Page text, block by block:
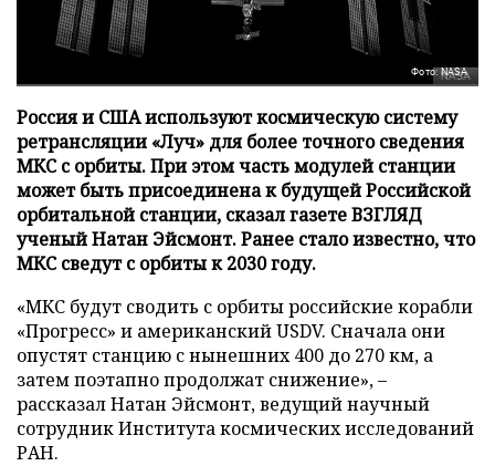
Фото: NASA
Россия и США используют космическую систему
ретрансляции «Луч» для более точного сведения
МКС с орбиты. При этом часть модулей станции
может быть присоединена к будущей Российской
орбитальной станции, сказал газете ВЗГЛЯД
ученый Натан Эйсмонт. Ранее стало известно, что
МКС сведут с орбиты к 2030 году.
«МКС будут сводить с орбиты российские корабли
«Прогресс» и американский USDV. Сначала они
опустят станцию с нынешних 400 до 270 км, а
затем поэтапно продолжат снижение», –
рассказал Натан Эйсмонт, ведущий научный
сотрудник Института космических исследований
РАН.